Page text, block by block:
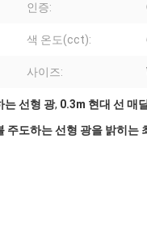
인증:
색 온도(cct):
사이즈:
는 선형 광, 0.3m 현대 선 매
도하는 선형 광을 밝히는